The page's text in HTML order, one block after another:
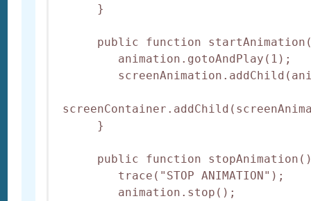
}
public function
}
public function
trace("STOP ANIMATION");
animation.stop();